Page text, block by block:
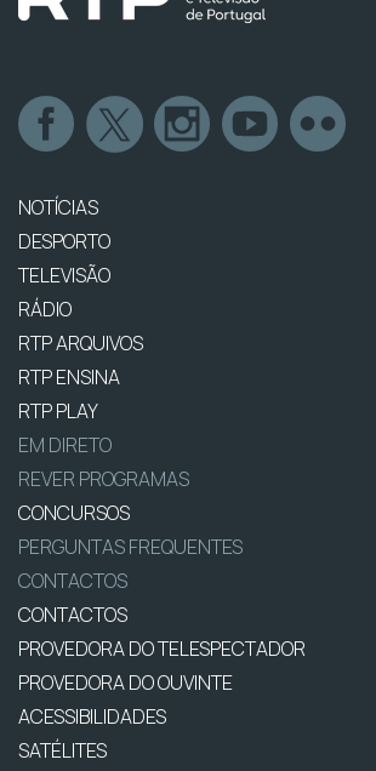
NOTÍCIAS
DESPORTO
TELEVISÃO
RÁDIO
RTP ARQUIVOS
RTP ENSINA
RTP PLAY
EM DIRETO
REVER PROGRAMAS
CONCURSOS
PERGUNTAS FREQUENTES
CONTACTOS
CONTACTOS
PROVEDORA DO TELESPECTADOR
PROVEDORA DO OUVINTE
ACESSIBILIDADES
SATÉLITES